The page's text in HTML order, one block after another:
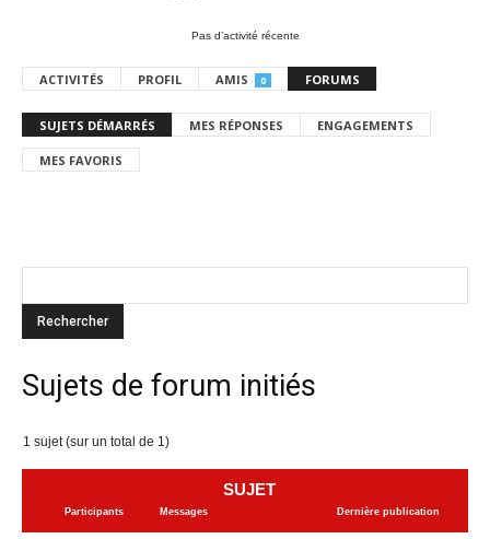
Pas d’activité récente
ACTIVITÉS PROFIL AMIS 0 FORUMS
SUJETS DÉMARRÉS MES RÉPONSES ENGAGEMENTS
MES FAVORIS
Sujets de forum initiés
1 sujet (sur un total de 1)
SUJET
Participants Messages Dernière publication